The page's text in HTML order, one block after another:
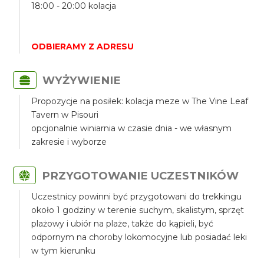
18:00 - 20:00 kolacja
ODBIERAMY Z ADRESU
WYŻYWIENIE
Propozycje na posiłek: kolacja meze w The Vine Leaf
Tavern w Pisouri
opcjonalnie winiarnia w czasie dnia - we własnym
zakresie i wyborze
PRZYGOTOWANIE UCZESTNIKÓW
Uczestnicy powinni być przygotowani do trekkingu
około 1 godziny w terenie suchym, skalistym, sprzęt
plażowy i ubiór na plaże, także do kąpieli, być
odpornym na choroby lokomocyjne lub posiadać leki
w tym kierunku